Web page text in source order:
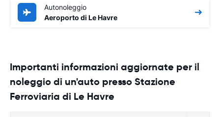
Autonoleggio
Aeroporto di Le Havre
Importanti informazioni aggiornate per il
noleggio di un'auto presso Stazione
Ferroviaria di Le Havre